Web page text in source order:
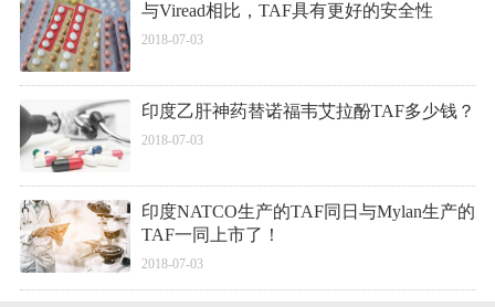
与Viread相比，TAF具有更好的安全性
2018-07-03
印度乙肝神药替诺福韦艾拉酚TAF多少钱？
2018-07-03
印度NATCO生产的TAF同日与Mylan生产的
TAF一同上市了！
2018-07-03